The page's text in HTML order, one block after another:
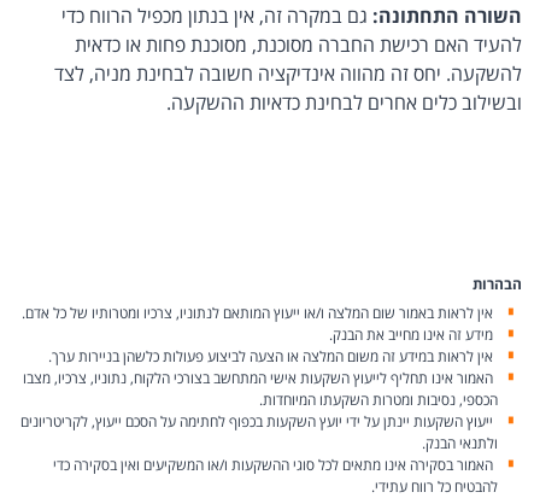
השורה התחתונה: גם במקרה זה, אין בנתון מכפיל הרווח כדי
להעיד האם רכישת החברה מסוכנת, מסוכנת פחות או כדאית
להשקעה. יחס זה מהווה אינדיקציה חשובה לבחינת מניה, לצד
ובשילוב כלים אחרים לבחינת כדאיות ההשקעה.
הבהרות
אין לראות באמור שום המלצה ו/או ייעוץ המותאם לנתוניו, צרכיו ומטרותיו של כל אדם.
מידע זה אינו מחייב את הבנק.
אין לראות במידע זה משום המלצה או הצעה לביצוע פעולות כלשהן בניירות ערך.
האמור אינו תחליף לייעוץ השקעות אישי המתחשב בצורכי הלקוח, נתוניו, צרכיו, מצבו
הכספי, נסיבות ומטרות השקעתו המיוחדות.
ייעוץ השקעות יינתן על ידי יועץ השקעות בכפוף לחתימה על הסכם ייעוץ, לקריטריונים
ולתנאי הבנק.
האמור בסקירה אינו מתאים לכל סוגי ההשקעות ו/או המשקיעים ואין בסקירה כדי
להבטיח כל רווח עתידי.